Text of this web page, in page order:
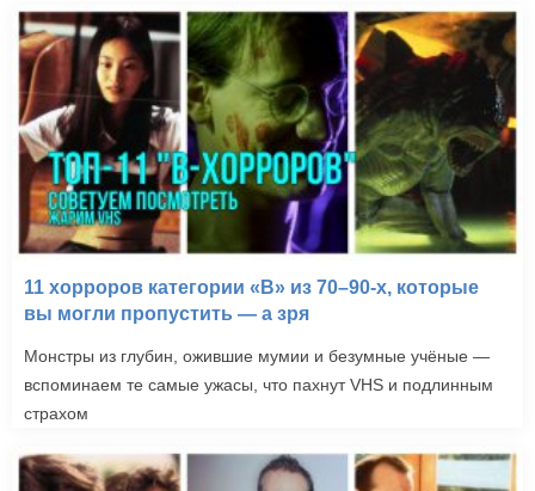
11 хорроров категории «B» из 70–90-х, которые
вы могли пропустить — а зря
Монстры из глубин, ожившие мумии и безумные учёные —
вспоминаем те самые ужасы, что пахнут VHS и подлинным
страхом